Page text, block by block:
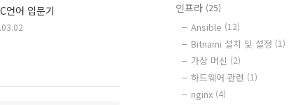
언어 입문기 인프라 (25)
Ansible (12)
Bitnami 설치 및 설정 (1)
가상 머신 (2)
하드웨어 관련 (1)
nginx (4)